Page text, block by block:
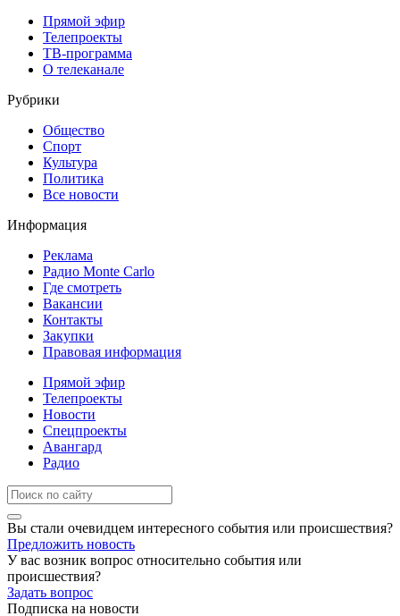
Прямой эфир
Телепроекты
ТВ-программа
О телеканале
Рубрики
Общество
Спорт
Культура
Политика
Все новости
Информация
Реклама
Радио Monte Carlo
Где смотреть
Вакансии
Контакты
Закупки
Правовая информация
Прямой эфир
Телепроекты
Новости
Спецпроекты
Авангард
Радио
Вы стали очевидцем интересного события или происшествия?
Предложить новость
У вас возник вопрос относительно события или
происшествия?
Задать вопрос
Подписка на новости